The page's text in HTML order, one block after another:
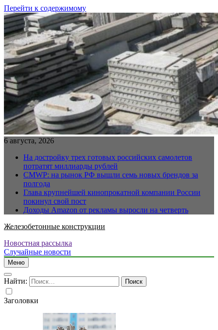
Перейти к содержимому
6 августа, 2026
На достройку трех готовых российских самолетов
потратят миллиарды рублей
CMWP: на рынок РФ вышли семь новых брендов за
полгода
Глава крупнейшей кинопрокатной компании России
покинул свой пост
Доходы Amazon от рекламы выросли на четверть
Железобетонные конструкции
Новостная рассылка
Случайные новости
Меню
Найти:
Заголовки